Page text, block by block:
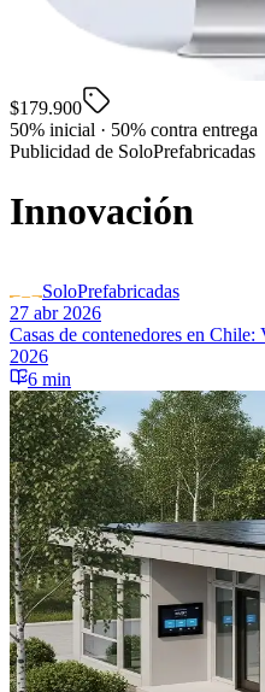
$179.900
50% inicial · 50% contra entrega
Publicidad de SoloPrefabricadas
Innovación
SoloPrefabricadas
27 abr 2026
Casas de contenedores en
2026
6 min